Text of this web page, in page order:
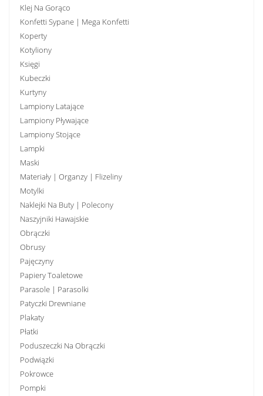
Klej Na Gorąco
Konfetti Sypane | Mega Konfetti
Koperty
Kotyliony
Księgi
Kubeczki
Kurtyny
Lampiony Latające
Lampiony Pływające
Lampiony Stojące
Lampki
Maski
Materiały | Organzy | Flizeliny
Motylki
Naklejki Na Buty | Polecony
Naszyjniki Hawajskie
Obrączki
Obrusy
Pajęczyny
Papiery Toaletowe
Parasole | Parasolki
Patyczki Drewniane
Plakaty
Płatki
Poduszeczki Na Obrączki
Podwiązki
Pokrowce
Pompki